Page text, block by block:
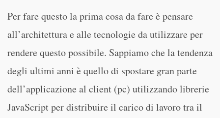
Per fare questo la prima cosa da fare è pensare
all’architettura e alle tecnologie da utilizzare per
rendere questo possibile. Sappiamo che la tendenza
degli ultimi anni è quello di spostare gran parte
dell’applicazione al client (pc) utilizzando librerie
JavaScript per distribuire il carico di lavoro tra il